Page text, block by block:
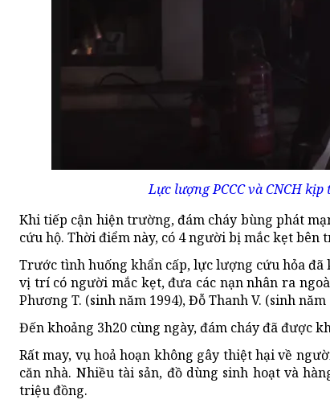
Lực lượng PCCC và CNCH
Khi tiếp cận hiện trường, đám cháy bùng phát
cứu hộ. Thời điểm này, có 4 người bị mắc kẹt
Trước tình huống khẩn cấp, lực lượng cứu hỏa
vị trí có người mắc kẹt, đưa các nạn nhân ra
Phương T. (sinh năm 1994), Đỗ Thanh V. (sinh
Đến khoảng 3h20 cùng ngày, đám cháy đã được
Rất may, vụ hoả hoạn không gây thiệt hại về
căn nhà. Nhiều tài sản, đồ dùng sinh hoạt và
triệu đồng.